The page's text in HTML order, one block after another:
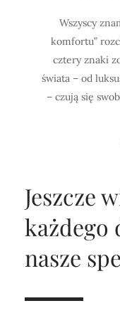
Wszyscy
komfortu”
cztery znaki
świata – od
– czują się
Jeszcze
każdego
nasze